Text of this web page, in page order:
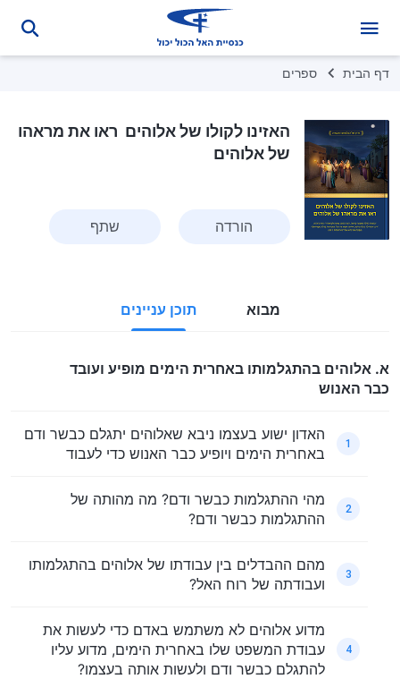
דף הבית ספרים
האזינו לקולו של אלוהים ראו את מראהו
של אלוהים
הורדה שתף
מבוא תוכן עניינים
א. אלוהים בהתגלמותו באחרית הימים מופיע ועובד
כבר האנוש
1
האדון ישוע בעצמו ניבא שאלוהים יתגלם כבשר ודם
באחרית הימים ויופיע כבר האנוש כדי לעבוד
2
מהי ההתגלמות כבשר ודם? מה מהותה של
ההתגלמות כבשר ודם?
3
מהם ההבדלים בין עבודתו של אלוהים בהתגלמותו
ועבודתה של רוח האל?
4
מדוע אלוהים לא משתמש באדם כדי לעשות את
עבודת המשפט שלו באחרית הימים, מדוע עליו
להתגלם כבשר ודם ולעשות אותה בעצמו?